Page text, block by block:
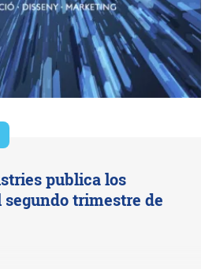
publica los
trimestre de